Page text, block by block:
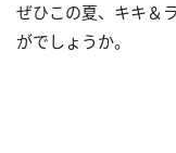
ぜひこの夏、キキ＆
がでしょうか。